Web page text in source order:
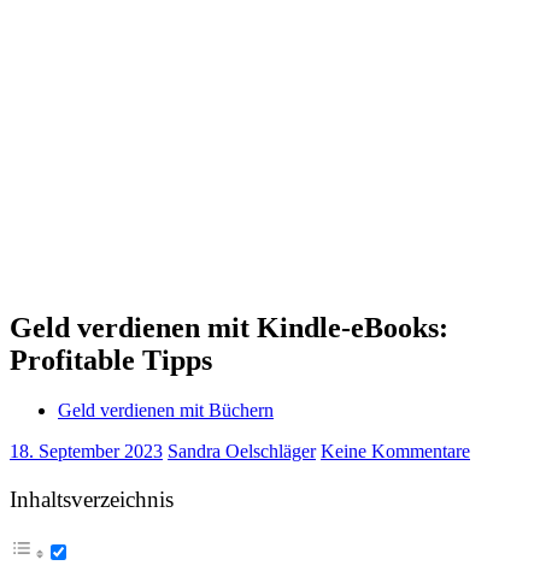
Geld verdienen mit Kindle-eBooks:
Profitable Tipps
Geld verdienen mit Büchern
18. September 2023 Sandra Oelschläger Keine Kommentare
Inhaltsverzeichnis